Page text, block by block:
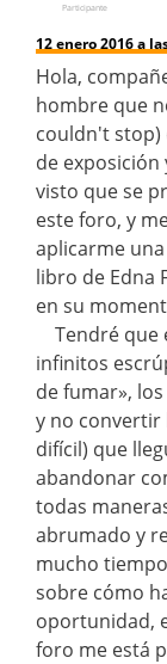
Participante
12 enero 2016 a
Hola,
hombre que
couldn't stop)
de
visto que se
este foro, y
aplicarme
libro de Edna
en su
Tendré que
infinitos
de fumar»,
y no convertir
difícil) que
abandonar
todas
abrumado y
mucho
sobre cómo
oportunidad,
foro me está